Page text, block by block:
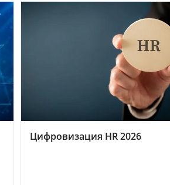
Цифровизация HR 2026